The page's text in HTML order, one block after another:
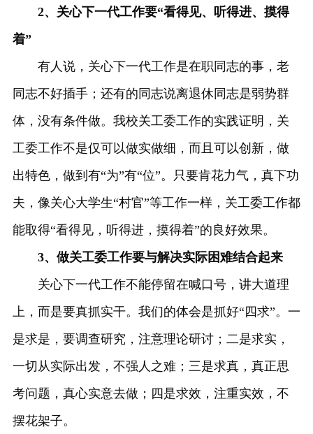
2、关心下一代工作要“看得见、听得进、摸得
着”
有人说，关心下一代工作是在职同志的事，老
同志不好插手；还有的同志说离退休同志是弱势群
体，没有条件做。我校关工委工作的实践证明，关
工委工作不是仅可以做实做细，而且可以创新，做
出特色，做到有“为”有“位”。只要肯花力气，真下功
夫，像关心大学生“村官”等工作一样，关工委工作都
能取得“看得见，听得进，摸得着”的良好效果。
3、做关工委工作要与解决实际困难结合起来
关心下一代工作不能停留在喊口号，讲大道理
上，而是要真抓实干。我们的体会是抓好“四求”。一
是求是，要调查研究，注意理论研讨；二是求实，
一切从实际出发，不强人之难；三是求真，真正思
考问题，真心实意去做；四是求效，注重实效，不
摆花架子。